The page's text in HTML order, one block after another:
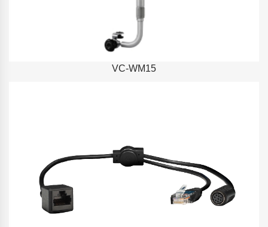
VC-WM15